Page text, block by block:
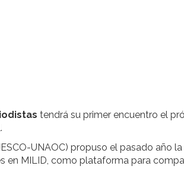
tendrá su primer encuentro el
UNAOC) propuso el pasado año
en MILID, como plataforma para